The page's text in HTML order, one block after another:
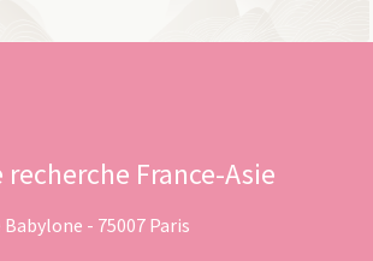
France-Asie
Babylone - 75007 Paris